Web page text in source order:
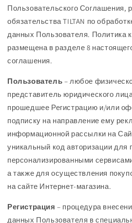
Пользовательского Соглашения,
обязательства TILTAN по
данных Пользователя. Политика
размещена в разделе 8
соглашения.
Пользователь – любое
представитель юридического
прошедшее Регистрацию и/или
подписку на направление ему
информационной рассылки на
уникальный код авторизации для
персонализированными
а также для осуществления
на сайте Интернет-магазина.
Регистрация – процедура
данных Пользователя в